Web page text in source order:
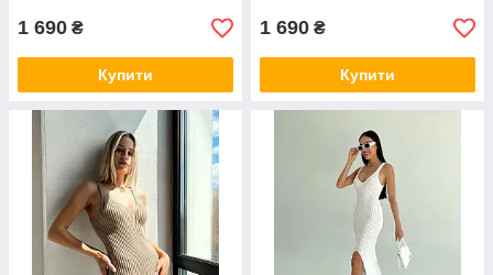
1 690 ₴
Купити
1 690 ₴
Купити